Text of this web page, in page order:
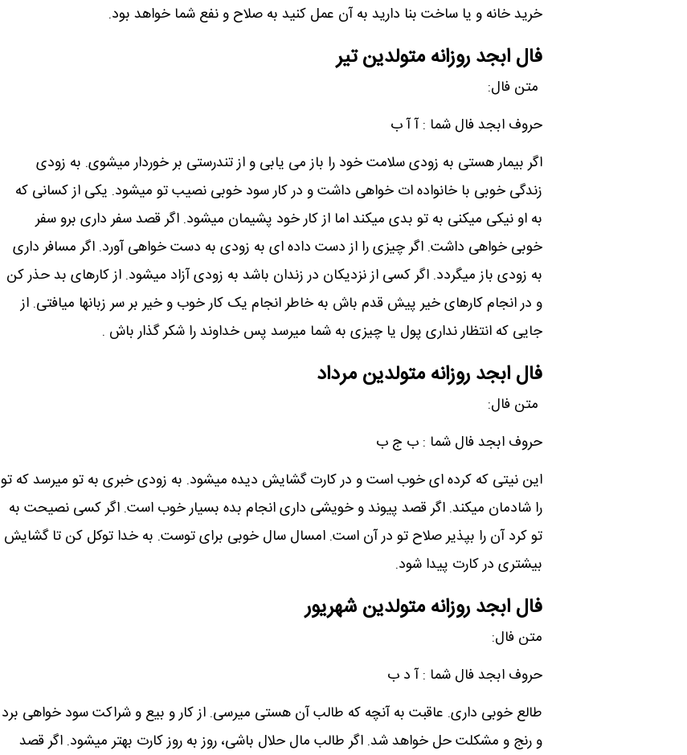
خرید خانه و یا ساخت بنا دارید به آن عمل کنید به صلاح و نفع شما خواهد بود.
فال ابجد روزانه متولدین تیر
متن فال:
حروف ابجد فال شما : آ آ ب
اگر بیمار هستی به زودی سلامت خود را باز می یابی و از تندرستی بر خوردار میشوی. به زودی
زندگی خوبی با خانواده ات خواهی داشت و در کار سود خوبی نصیب تو میشود. یکی از کسانی که
به او نیکی میکنی به تو بدی میکند اما از کار خود پشیمان میشود. اگر قصد سفر داری برو سفر
خوبی خواهی داشت. اگر چیزی را از دست داده ای به زودی به دست خواهی آورد. اگر مسافر داری
به زودی باز میگردد. اگر کسی از نزدیکان در زندان باشد به زودی آزاد میشود. از کارهای بد حذر کن
و در انجام کارهای خیر پیش قدم باش به خاطر انجام یک کار خوب و خیر بر سر زبانها میافتی. از
جایی که انتظار نداری پول یا چیزی به شما میرسد پس خداوند را شکر گذار باش .
فال ابجد روزانه متولدین مرداد
متن فال:
حروف ابجد فال شما : ب ج ب
این نیتی که کرده ای خوب است و در کارت گشایش دیده میشود. به زودی خبری به تو میرسد که تو
را شادمان میکند. اگر قصد پیوند و خویشی داری انجام بده بسیار خوب است. اگر کسی نصیحت به
تو کرد آن را بپذیر صلاح تو در آن است. امسال سال خوبی برای توست. به خدا توکل کن تا گشایش
بیشتری در کارت پیدا شود.
فال ابجد روزانه متولدین شهریور
متن فال:
حروف ابجد فال شما : آ د ب
طالع خوبی داری. عاقبت به آنچه که طالب آن هستی میرسی. از کار و بیع و شراکت سود خواهی برد
و رنج و مشکلت حل خواهد شد. اگر طالب مال حلال باشی، روز به روز کارت بهتر میشود. اگر قصد